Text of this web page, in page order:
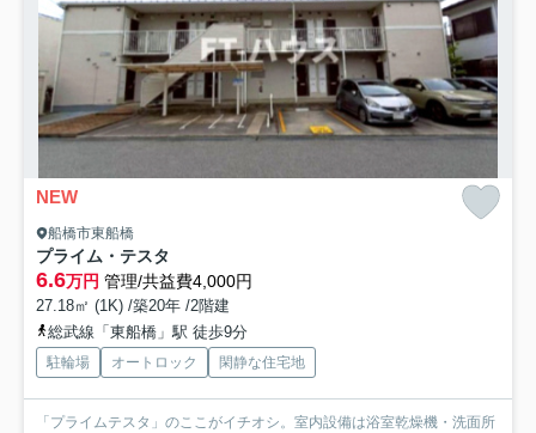
NEW
船橋市東船橋
プライム・テスタ
6.6万円 管理/共益費4,000円
27.18㎡ (1K) /築20年 /2階建
総武線「東船橋」駅 徒歩9分
駐輪場 オートロック 閑静な住宅地
「プライムテスタ」のここがイチオシ。室内設備は浴室乾燥機・洗面所